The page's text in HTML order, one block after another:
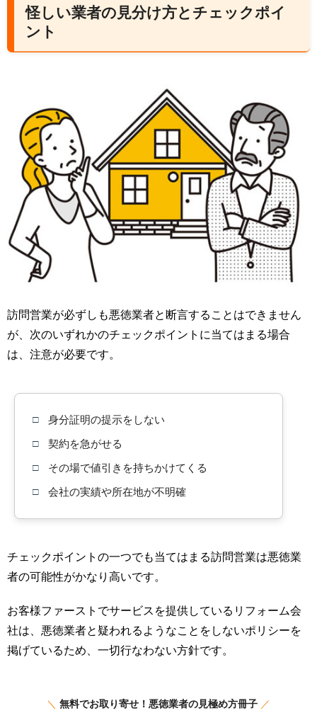
怪しい業者の見分け方とチェックポイ
ント
訪問営業が必ずしも悪徳業者と断言することはできません
が、次のいずれかのチェックポイントに当てはまる場合
は、注意が必要です。
□ 身分証明の提示をしない
□ 契約を急がせる
□ その場で値引きを持ちかけてくる
□ 会社の実績や所在地が不明確
チェックポイントの一つでも当てはまる訪問営業は悪徳業
者の可能性がかなり高いです。
お客様ファーストでサービスを提供しているリフォーム会
社は、悪徳業者と疑われるようなことをしないポリシーを
掲げているため、一切行なわない方針です。
＼ 無料でお取り寄せ！悪徳業者の見極め方冊子 ／